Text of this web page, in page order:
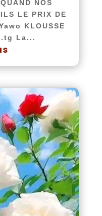
NOS
LE PRIX DE
KLOUSSE
La...